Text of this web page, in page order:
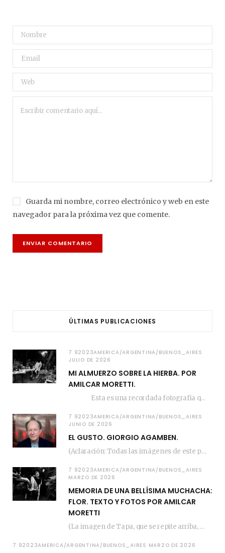
Guarda mi nombre, correo electrónico y web en este
navegador para la próxima vez que comente.
ÚLTIMAS PUBLICACIONES
7 92023AMERICA/ARGENTINA/BUENOS_AIRES
JULIO DE 2026
MI ALMUERZO SOBRE LA HIERBA. POR
AMILCAR MORETTI.
Esta es una recordada fotografía que registré…
7 92023AMERICA/ARGENTINA/BUENOS_AIRES
JUNIO DE 2026
EL GUSTO. GIORGIO AGAMBEN.
(Aclaración: Todas las imágenes de este posteo fueron tomadas de Bloghemia.com, y todos los…
7 92023AMERICA/ARGENTINA/BUENOS_AIRES
MARZO DE 2026
MEMORIA DE UNA BELLÍSIMA MUCHACHA:
FLOR. TEXTO Y FOTOS POR AMILCAR
MORETTI
(La imagen de Tapa, que se repite arriba, fue compuesta por Amilcar Moretti el viernes…
7 92023AMERICA/ARGENTINA/BUENOS_AIRES MARZO DE 2026